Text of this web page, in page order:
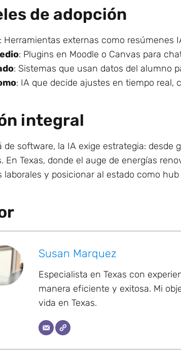
de adopción
: Herramientas externas como resúmenes
: Plugins en Moodle o Canvas para
: Sistemas que usan datos del alumno
: IA que decide ajustes en tiempo real,
integral
de software, la IA exige estrategia:
En Texas, donde el auge de energías
laborales y posicionar al estado como
Susan Marquez
Especialista en Texas con
manera eficiente y exitosa. Mi
vida en Texas.